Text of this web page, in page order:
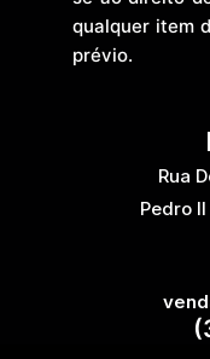
qualquer item
prévio.
Rua
Pedro